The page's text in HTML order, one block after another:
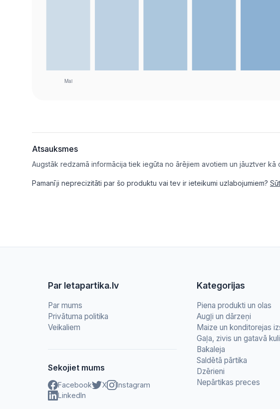
Atsauksmes
Augstāk redzamā informācija tiek iegūta no ārējiem avotiem un jāuztver kā
Pamanīji neprecizitāti par šo produktu vai tev ir ieteikumi uzlabojumiem?
Par letapartika.lv
Par mums
Privātuma politika
Veikaliem
Sekojiet mums
Facebook X
Instagram
LinkedIn
Kategorijas
Piena produkti un olas
Augļi un dārzeņi
Maize un konditorejas
Gaļa, zivis un gatavā
Bakaleja
Saldētā pārtika
Dzērieni
Nepārtikas preces